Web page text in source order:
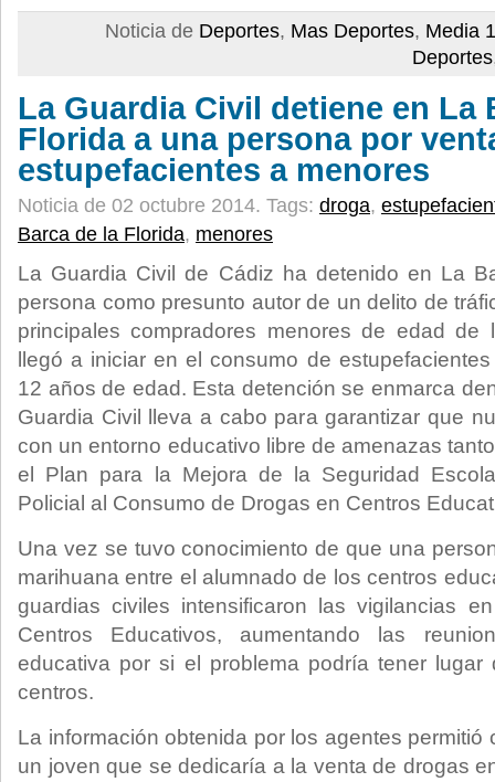
Noticia de Deportes, Mas Deportes, Media
Deportes
La Guardia Civil detiene en La
Florida a una persona por
estupefacientes a menores
Noticia de 02 octubre 2014. Tags: droga,
Barca de la Florida, menores
La Guardia Civil de Cádiz ha detenido en La
persona como presunto autor de un delito de
principales compradores menores de edad de
llegó a iniciar en el consumo de
12 años de edad. Esta detención se enmarca
Guardia Civil lleva a cabo para garantizar que
con un entorno educativo libre de amenazas
el Plan para la Mejora de la Seguridad
Policial al Consumo de Drogas en Centros
Una vez se tuvo conocimiento de que una
marihuana entre el alumnado de los centros
guardias civiles intensificaron las vigilancias
Centros Educativos, aumentando las
educativa por si el problema podría tener
centros.
La información obtenida por los agentes permitió
un joven que se dedicaría a la venta de drogas